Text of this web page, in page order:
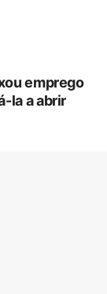
emprego
la a abrir